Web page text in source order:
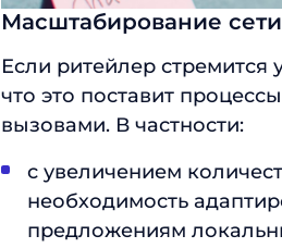
Масштабирование сети
Если ритейлер стремится
что это поставит
вызовами. В частности:
с увеличением
необходимость
предложениям